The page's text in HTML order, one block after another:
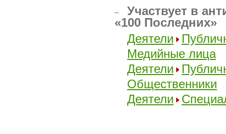
–
Участвует в
«100 Последних»
Деятели
Медийные лица
Деятели
Общественники
Деятели